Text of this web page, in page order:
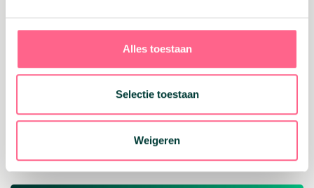
Alles toestaan
Selectie toestaan
Weigeren
Deel dit bericht: Facebook
X
Terug naar overzicht
Related